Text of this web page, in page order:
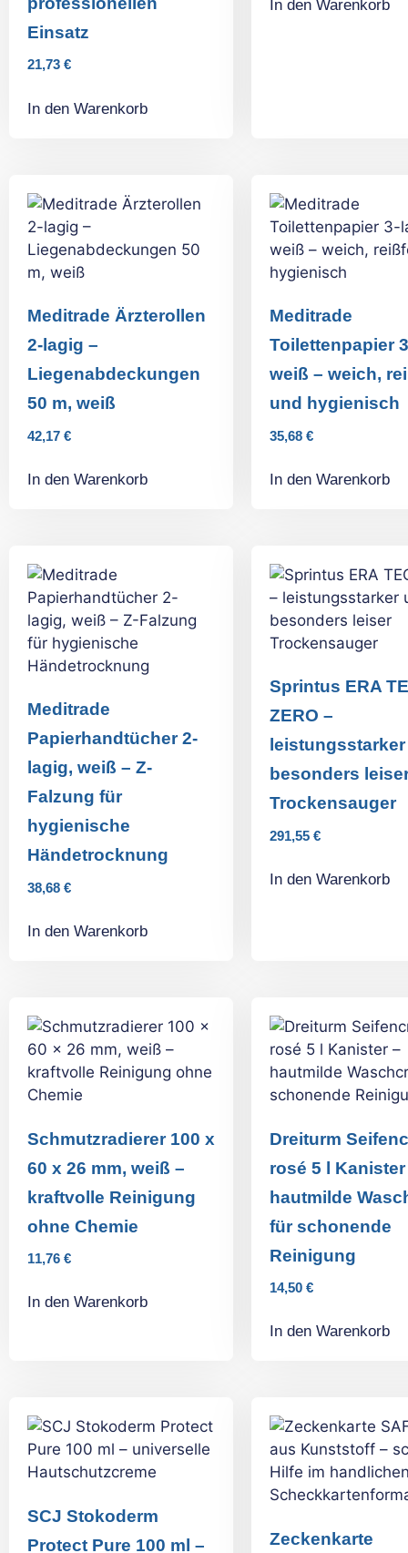
Einsatz
21,73 €
In den Warenkorb
In den Warenkorb
Meditrade Ärzterollen
2-lagig –
Liegenabdeckungen
50 m, weiß
42,17 €
In den Warenkorb
Meditrade
Toilettenpapier
weiß – weich,
und hygienisch
35,68 €
In den Warenkorb
Meditrade
Papierhandtücher 2-
lagig, weiß – Z-
Falzung für
hygienische
Händetrocknung
38,68 €
In den Warenkorb
Sprintus ERA
ZERO –
besonders
Trockensauger
291,55 €
In den Warenkorb
Schmutzradierer 100 x
60 x 26 mm, weiß –
kraftvolle Reinigung
ohne Chemie
11,76 €
In den Warenkorb
Dreiturm
rosé 5 l Kanister
hautmilde
für schonende
Reinigung
14,50 €
In den Warenkorb
SCJ Stokoderm
Protect Pure 100 ml –
Zeckenkarte